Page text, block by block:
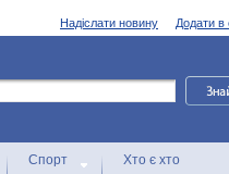
Додати в
Надіслати новину
Спорт Хто є хто